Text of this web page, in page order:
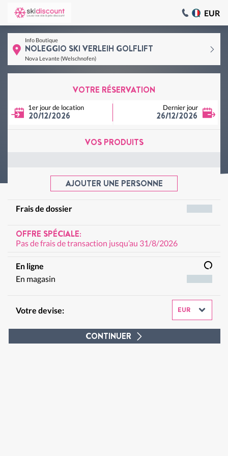
EUR
Info Boutique
NOLEGGIO SKI VERLEIH GOLFLIFT
Nova Levante (Welschnofen)
VOTRE RÉSERVATION
20/12/2026
1er jour de location
26/12/2026
Dernier jour
VOS PRODUITS
AJOUTER UNE PERSONNE
Frais de dossier
OFFRE SPÉCIALE:
Pas de frais de transaction jusqu’au 31/8/2026
En ligne
En magasin
Votre devise:
CONTINUER